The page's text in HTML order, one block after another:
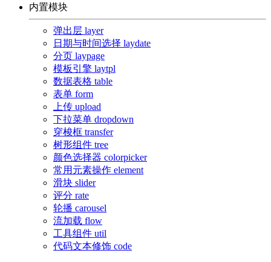
内置模块
弹出层 layer
日期与时间选择 laydate
分页 laypage
模板引擎 laytpl
数据表格 table
表单 form
上传 upload
下拉菜单 dropdown
穿梭框 transfer
树形组件 tree
颜色选择器 colorpicker
常用元素操作 element
滑块 slider
评分 rate
轮播 carousel
流加载 flow
工具组件 util
代码文本修饰 code